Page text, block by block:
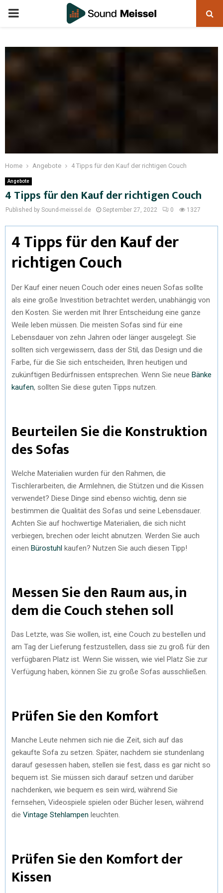
Home Angebote 4 Tipps für den Kauf der richtigen Couch
Angebote
4 Tipps für den Kauf der richtigen Couch
Published by Sound-meissel.de September 27, 2022 0 1327
4 Tipps für den Kauf der
richtigen Couch
Der Kauf einer neuen Couch oder eines neuen Sofas sollte
als eine große Investition betrachtet werden, unabhängig von
den Kosten. Sie werden mit Ihrer Entscheidung eine ganze
Weile leben müssen. Die meisten Sofas sind für eine
Lebensdauer von zehn Jahren oder länger ausgelegt. Sie
sollten sich vergewissern, dass der Stil, das Design und die
Farbe, für die Sie sich entscheiden, Ihren heutigen und
zukünftigen Bedürfnissen entsprechen. Wenn Sie neue Bänke
kaufen, sollten Sie diese guten Tipps nutzen.
Beurteilen Sie die Konstruktion
des Sofas
Welche Materialien wurden für den Rahmen, die
Tischlerarbeiten, die Armlehnen, die Stützen und die Kissen
verwendet? Diese Dinge sind ebenso wichtig, denn sie
bestimmen die Qualität des Sofas und seine Lebensdauer.
Achten Sie auf hochwertige Materialien, die sich nicht
verbiegen, brechen oder leicht abnutzen. Werden Sie auch
einen Bürostuhl kaufen? Nutzen Sie auch diesen Tipp!
Messen Sie den Raum aus, in
dem die Couch stehen soll
Das Letzte, was Sie wollen, ist, eine Couch zu bestellen und
am Tag der Lieferung festzustellen, dass sie zu groß für den
verfügbaren Platz ist. Wenn Sie wissen, wie viel Platz Sie zur
Verfügung haben, können Sie zu große Sofas ausschließen.
Prüfen Sie den Komfort
Manche Leute nehmen sich nie die Zeit, sich auf das
gekaufte Sofa zu setzen. Später, nachdem sie stundenlang
darauf gesessen haben, stellen sie fest, dass es gar nicht so
bequem ist. Sie müssen sich darauf setzen und darüber
nachdenken, wie bequem es sein wird, während Sie
fernsehen, Videospiele spielen oder Bücher lesen, während
die Vintage Stehlampen leuchten.
Prüfen Sie den Komfort der
Kissen